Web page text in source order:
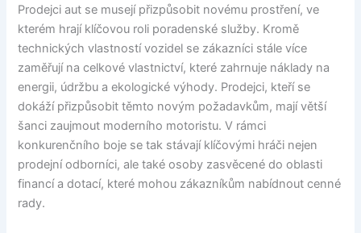
Prodejci aut se musejí přizpůsobit novému prostření, ve
kterém hrají klíčovou roli poradenské služby. Kromě
technických vlastností vozidel se zákazníci stále více
zaměřují na celkové vlastnictví, které zahrnuje náklady na
energii, údržbu a ekologické výhody. Prodejci, kteří se
dokáží přizpůsobit těmto novým požadavkům, mají větší
šanci zaujmout moderního motoristu. V rámci
konkurenčního boje se tak stávají klíčovými hráči nejen
prodejní odborníci, ale také osoby zasvěcené do oblasti
financí a dotací, které mohou zákazníkům nabídnout cenné
rady.